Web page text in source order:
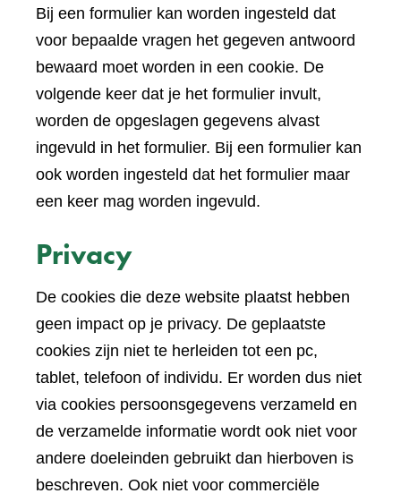
Bij een formulier kan worden ingesteld dat
voor bepaalde vragen het gegeven antwoord
bewaard moet worden in een cookie. De
volgende keer dat je het formulier invult,
worden de opgeslagen gegevens alvast
ingevuld in het formulier. Bij een formulier kan
ook worden ingesteld dat het formulier maar
een keer mag worden ingevuld.
Privacy
De cookies die deze website plaatst hebben
geen impact op je privacy. De geplaatste
cookies zijn niet te herleiden tot een pc,
tablet, telefoon of individu. Er worden dus niet
via cookies persoonsgegevens verzameld en
de verzamelde informatie wordt ook niet voor
andere doeleinden gebruikt dan hierboven is
beschreven. Ook niet voor commerciële